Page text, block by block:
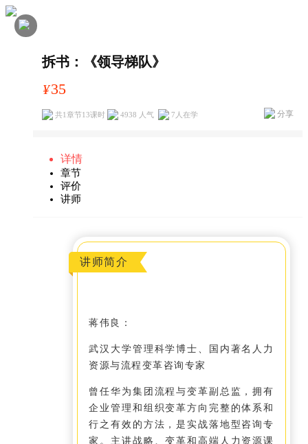
拆书：《领导梯队》
分享
¥35
共1章节13课时 4938 人气 7 人在学
详情
章节
评价
讲师
讲师简介
蒋伟良：
武汉大学管理科学博士、国内著名人力
资源与流程变革咨询专家
曾任华为集团流程与变革副总监，拥有
企业管理和组织变革方向完整的体系和
行之有效的方法，是实战落地型咨询专
家。主讲战略、变革和高端人力资源课